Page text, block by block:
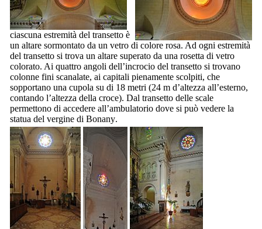
ciascuna estremità del transetto è
un altare sormontato da un vetro di colore rosa. Ad ogni estremità
del transetto si trova un altare superato da una rosetta di vetro
colorato. Ai quattro angoli dell’incrocio del transetto si trovano
colonne fini scanalate, ai capitali pienamente scolpiti, che
sopportano una cupola su di 18 metri (24 m d’altezza all’esterno,
contando l’altezza della croce). Dal transetto delle scale
permettono di accedere all’ambulatorio dove si può vedere la
statua del vergine di Bonany.